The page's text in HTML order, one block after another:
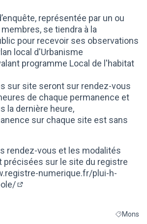
représentée par un ou
se tiendra à la
pour recevoir ses observations
local d'Urbanisme
programme Local de l'habitat
sur site seront sur rendez-vous
de chaque permanence et
la dernière heure,
sur chaque site est sans
rendez-vous et les modalités
précisées sur le site du registre
numerique.fr/plui-h-
Filtrer les
Mons